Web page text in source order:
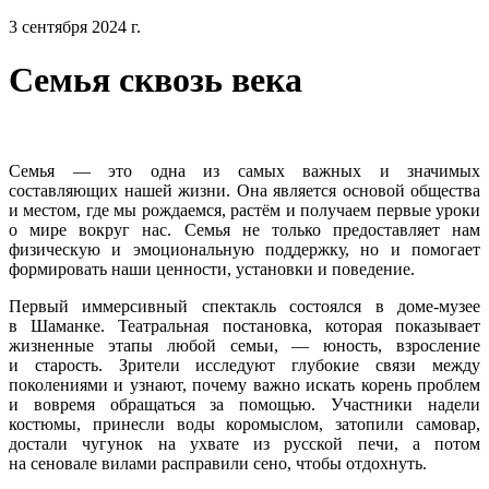
3 сентября 2024 г.
Семья сквозь века
Семья — это одна из самых важных и значимых
составляющих нашей жизни. Она является основой общества
и местом, где мы рождаемся, растём и получаем первые уроки
о мире вокруг нас. Семья не только предоставляет нам
физическую и эмоциональную поддержку, но и помогает
формировать наши ценности, установки и поведение.
Первый иммерсивный спектакль состоялся в доме-музее
в Шаманке. Театральная постановка, которая показывает
жизненные этапы любой семьи, — юность, взросление
и старость. Зрители исследуют глубокие связи между
поколениями и узнают, почему важно искать корень проблем
и вовремя обращаться за помощью. Участники надели
костюмы, принесли воды коромыслом, затопили самовар,
достали чугунок на ухвате из русской печи, а потом
на сеновале вилами расправили сено, чтобы отдохнуть.